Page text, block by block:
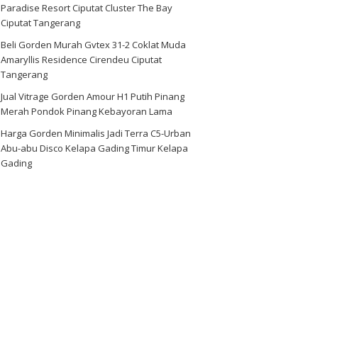
Paradise Resort Ciputat Cluster The Bay
Ciputat Tangerang
Beli Gorden Murah Gvtex 31-2 Coklat Muda
Amaryllis Residence Cirendeu Ciputat
Tangerang
Jual Vitrage Gorden Amour H1 Putih Pinang
Merah Pondok Pinang Kebayoran Lama
Harga Gorden Minimalis Jadi Terra C5-Urban
Abu-abu Disco Kelapa Gading Timur Kelapa
Gading